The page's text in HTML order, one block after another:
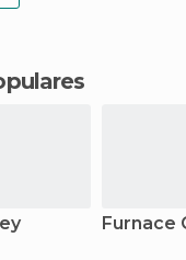
Furnace